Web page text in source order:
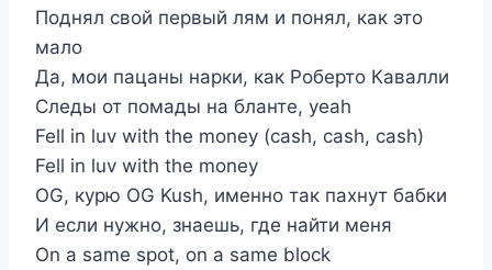
Поднял свой первый лям и понял, как это
мало
Да, мои пацаны нарки, как Роберто Кавалли
Следы от помады на бланте, yeah
Fell in luv with the money (cash, cash, cash)
Fell in luv with the money
OG, курю OG Kush, именно так пахнут бабки
И если нужно, знаешь, где найти меня
On a same spot, on a same block